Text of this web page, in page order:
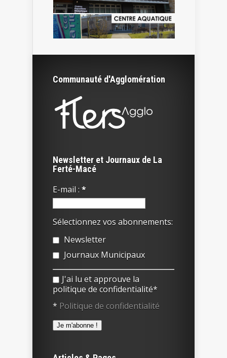
Communauté d'Agglomération
Newsletter et Journaux de La
Ferté-Macé
E-mail : *
Sélectionnez vos abonnements:
Newsletter
Journaux Municipaux
J'ai lu et approuve la
politique de confidentialité*
* Politique de confidentialité